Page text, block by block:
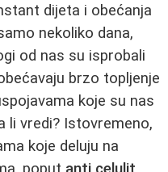
dijeta i obećanja
nekoliko dana,
od nas su isprobali
brzo topljenje
koje su nas
li vredi? Istovremeno,
koje deluju na